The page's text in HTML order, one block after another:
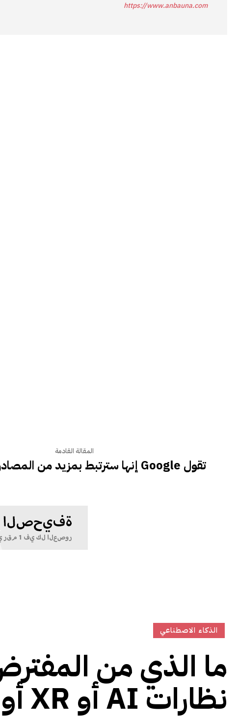
https://www.anbauna.com
المقالة القادمة
تقول Google إنها سترتبط بمزيد من المصادر في وضع AI